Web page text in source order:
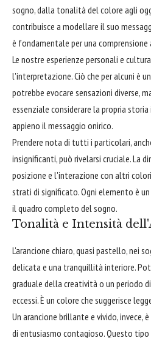
sogno, dalla tonalità del colore agli
contribuisce a modellare il suo
è fondamentale per una comprensione
Le nostre esperienze personali e
l'interpretazione. Ciò che per alcuni è
potrebbe evocare sensazioni diverse,
essenziale considerare la propria
appieno il messaggio onirico.
Prendere nota di tutti i particolari,
insignificanti, può rivelarsi cruciale. La
posizione e l'interazione con altri
strati di significato. Ogni elemento è
il quadro completo del sogno.
Tonalità e Intensità
L'arancione chiaro, quasi pastello, nei
delicata e una tranquillità interiore.
graduale della creatività o un periodo
eccessi. È un colore che suggerisce
Un arancione brillante e vivido, invece,
di entusiasmo contagioso. Questo tipo